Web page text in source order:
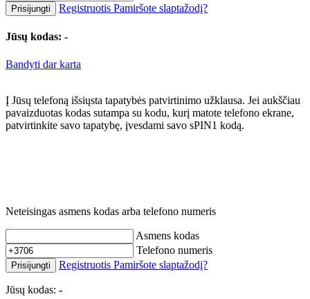
Prisijungti Registruotis Pamiršote slaptažodį?
Jūsų kodas: -
Bandyti dar karta
Į Jūsų telefoną išsiųsta tapatybės patvirtinimo užklausa. Jei aukščiau
pavaizduotas kodas sutampa su kodu, kurį matote telefono ekrane,
patvirtinkite savo tapatybę, įvesdami savo sPIN1 kodą.
Neteisingas asmens kodas arba telefono numeris
Asmens kodas
Telefono numeris
Prisijungti Registruotis Pamiršote slaptažodį?
Jūsų kodas: -